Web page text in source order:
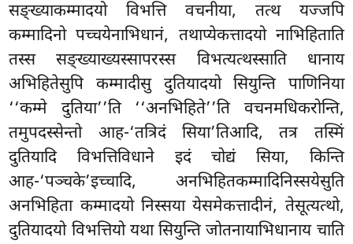
सङ्ख्याकम्मादयो विभत्ति वचनीया, तत्थ यज्जपि
कम्मादिनो पच्चयेनाभिधानं, तथाप्येकत्तादयो नाभिहिताति
तस्स सङ्ख्याख्यस्सापरस्स विभत्यत्थस्साति धानाय
अभिहितेसुपि कम्मादीसु दुतियादयो सियुन्ति पाणिनिया
‘‘कम्मे दुतिया’’ति ‘‘अनभिहिते’’ति वचनमधिकरोन्ति,
तमुपदस्सेन्तो आह-‘तत्रिदं सिया’तिआदि, तत्र तस्मिं
दुतियादि विभत्तिविधाने इदं चोद्यं सिया, किन्ति
आह-‘पञ्चके’इच्चादि, अनभिहितकम्मादिनिस्सयेसुति
अनभिहिता कम्मादयो निस्सया येसमेकत्तादीनं, तेसूत्यत्थो,
दुतियादयो विभत्तियो यथा सियुन्ति जोतनायाभिधानाय चाति